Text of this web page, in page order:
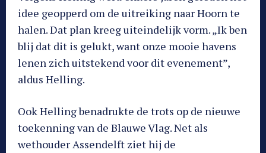
idee geopperd om de uitreiking naar Hoorn te
halen. Dat plan kreeg uiteindelijk vorm. „Ik ben
blij dat dit is gelukt, want onze mooie havens
lenen zich uitstekend voor dit evenement”,
aldus Helling.
Ook Helling benadrukte de trots op de nieuwe
toekenning van de Blauwe Vlag. Net als
wethouder Assendelft ziet hij de